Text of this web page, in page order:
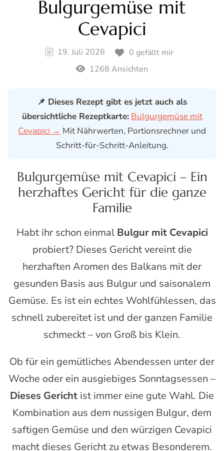
Bulgurgemüse mit
Cevapici
19. Juli 2026
0 gefällt mir
1268 Ansichten
📌 Dieses Rezept gibt es jetzt auch als
übersichtliche Rezeptkarte: Bulgurgemüse mit
Cevapici → Mit Nährwerten, Portionsrechner und
Schritt-für-Schritt-Anleitung.
Bulgurgemüse mit Cevapici – Ein
herzhaftes Gericht für die ganze
Familie
Habt ihr schon einmal Bulgur mit Cevapici
probiert? Dieses Gericht vereint die
herzhaften Aromen des Balkans mit der
gesunden Basis aus Bulgur und saisonalem
Gemüse. Es ist ein echtes Wohlfühlessen, das
schnell zubereitet ist und der ganzen Familie
schmeckt – von Groß bis Klein.
Ob für ein gemütliches Abendessen unter der
Woche oder ein ausgiebiges Sonntagsessen –
Dieses Gericht ist immer eine gute Wahl. Die
Kombination aus dem nussigen Bulgur, dem
saftigen Gemüse und den würzigen Cevapici
macht dieses Gericht zu etwas Besonderem.